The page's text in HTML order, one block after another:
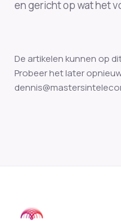
en gericht op wat het
De artikelen kunnen op
Probeer het later